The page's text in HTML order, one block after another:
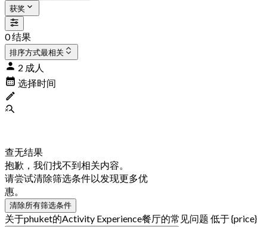
获奖
0 结果
排序方式最相关
2 成人
选择时间
查无结果
抱歉，我们找不到相关内容。
请尝试清除筛选条件以发现更多优
惠。
清除所有筛选条件
关于phuket的Activity Experience餐厅的常见问题 低于 {price}